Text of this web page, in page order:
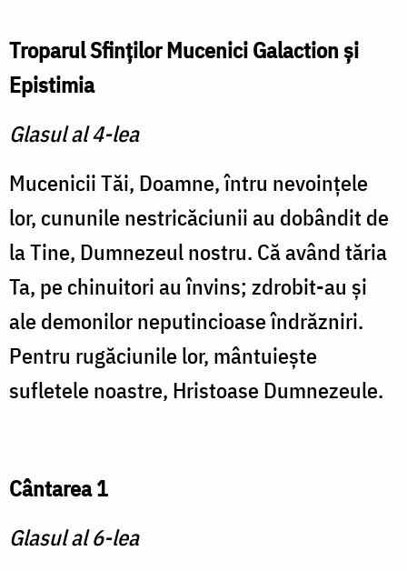
Troparul Sfinţilor Mucenici Galaction şi
Epistimia
Glasul al 4-lea
Mucenicii Tăi, Doamne, întru nevoinţele
lor, cununile nestricăciunii au dobândit de
la Tine, Dumnezeul nostru. Că având tăria
Ta, pe chinuitori au învins; zdrobit-au şi
ale demonilor neputincioase îndrăzniri.
Pentru rugăciunile lor, mântuieşte
sufletele noastre, Hristoase Dumnezeule.
Cântarea 1
Glasul al 6-lea